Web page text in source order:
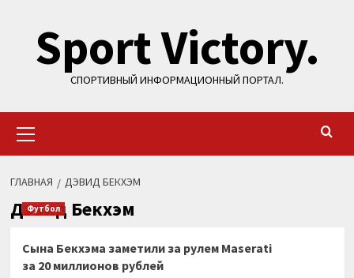
содержимому
Sport Victory.
СПОРТИВНЫЙ ИНФОРМАЦИОННЫЙ ПОРТАЛ.
меню
ГЛАВНАЯ ДЭВИД БЕКХЭМ
Дэвид Бекхэм
Футбол
Сына Бекхэма заметили за рулем Maserati
за 20 миллионов рублей